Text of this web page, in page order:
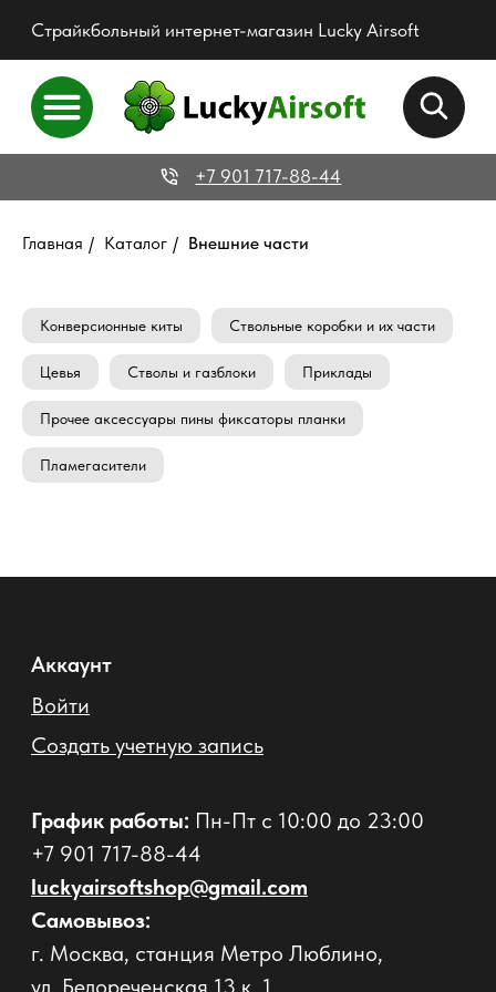
Страйкбольный интернет-магазин Lucky Airsoft
+7 901 717-88-44
Главная / Каталог / Внешние части
Конверсионные киты Ствольные коробки и их части
Цевья Стволы и газблоки Приклады
Прочее аксессуары пины фиксаторы планки
Пламегасители
Самовывоз:
г. Москва, станция Метро Люблино,
ул. Белореченская 13 к. 1
Аккаунт
© 2017 - 2026 Страйкбольный интернет-магазин
Оферта Политика конфиденциальности